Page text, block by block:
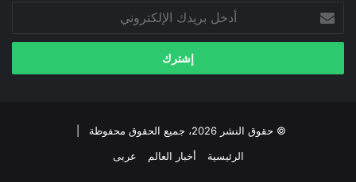
بريدك
الإلكتروني
© حقوق النشر 2026، جميع الحقوق محفوظة |
الرئيسية
أخبار العالم عربى